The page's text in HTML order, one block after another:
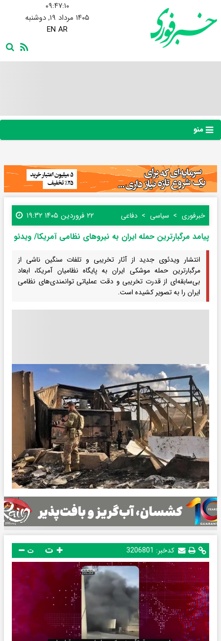
۰۹:۴۷:۱۱
۱۴۰۵ مرداد ۱۹, دوشنبه
EN AR
منو
خبرفوری سیاسی دفاعی ۲۲ فروردین ۱۴۰۵ ۱۹:۳۲
پیامد مرگبارترین حمله ایران به نیروهای نظامی آمریکا/ ویدئو
انتشار ویدئوی جدید از آثار تخریبی و تلفات سنگین ناشی از
مرگبارترین حمله موشکی ایران به پایگاه نظامیان آمریکا، ابعاد
بی‌سابقه‌ای از قدرت تخریبی و دقت عملیاتی توانمندی‌های نظامی
ایران را به تصویر کشیده است.
کدخبر: 3206801 ت